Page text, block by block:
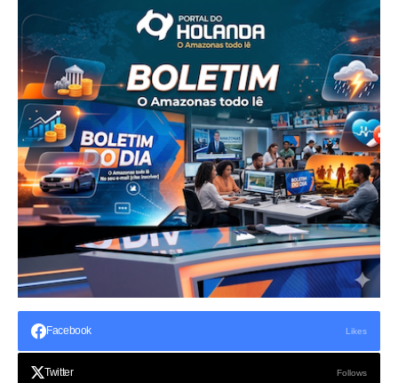
Facebook Likes
Twitter Follows